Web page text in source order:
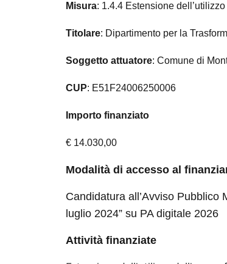
Misura: 1.4.4 Estensione
Titolare: Dipartimento per la
Soggetto attuatore: Comune di
CUP: E51F24006250006
Importo finanziato
€ 14.030,00
Modalità di accesso al
Candidatura all’Avviso Pubblico
luglio 2024” su PA digitale 2026
Attività finanziate